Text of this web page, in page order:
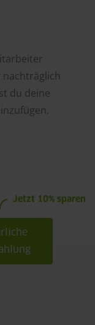
du deine
Jetzt 10% sparen